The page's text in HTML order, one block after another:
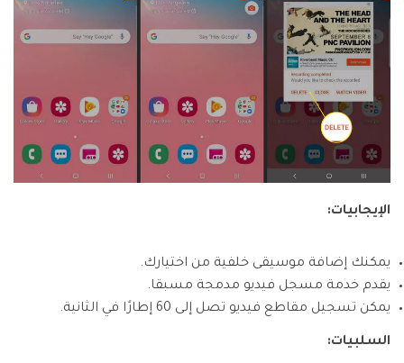
الإيجابيات:
يمكنك إضافة موسيقى خلفية من اختيارك.
يقدم خدمة مسجل فيديو مدمجة مسبقا.
يمكن تسجيل مقاطع فيديو تصل إلى 60 إطارًا في الثانية.
السلبيات: